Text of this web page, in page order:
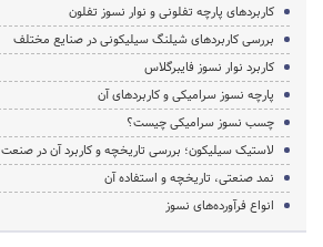
کاربردهای پارچه تفلونی و نوار نسوز تفلون
بررسی کاربردهای شیلنگ سیلیکونی در صنایع مختلف
کاربرد نوار نسوز فایبرگلاس
پارچه نسوز سرامیکی و کاربردهای آن
چسب نسوز سرامیکی چیست؟
لاستیک سیلیکون؛ بررسی تاریخچه و کاربرد آن در صنعت
نمد صنعتی، تاریخچه و استفاده آن
انواع فرآورده‌های نسوز